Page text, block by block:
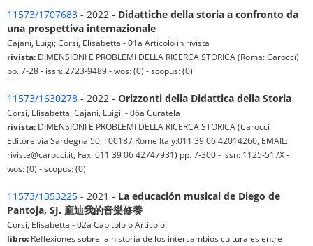
11573/1707683 - 2022 - Didattiche della storia a confronto da
una prospettiva internazionale
Cajani, Luigi; Corsi, Elisabetta - 01a Articolo in rivista
rivista: DIMENSIONI E PROBLEMI DELLA RICERCA STORICA (Roma: Carocci)
pp. 7-28 - issn: 2723-9489 - wos: (0) - scopus: (0)
11573/1630278 - 2022 - Orizzonti della Didattica della Storia
Corsi, Elisabetta; Cajani, Luigi. - 06a Curatela
rivista: DIMENSIONI E PROBLEMI DELLA RICERCA STORICA (Carocci
Editore:via Sardegna 50, I 00187 Rome Italy:011 39 06 42014260, EMAIL:
riviste@carocci.it, Fax: 011 39 06 42747931) pp. 7-300 - issn: 1125-517X -
wos: (0) - scopus: (0)
11573/1353225 - 2021 - La educación musical de Diego de
Pantoja, SJ. 龐迪我的音樂修養
Corsi, Elisabetta - 02a Capitolo o Articolo
libro: Reflexiones sobre la historia de los intercambios culturales entre